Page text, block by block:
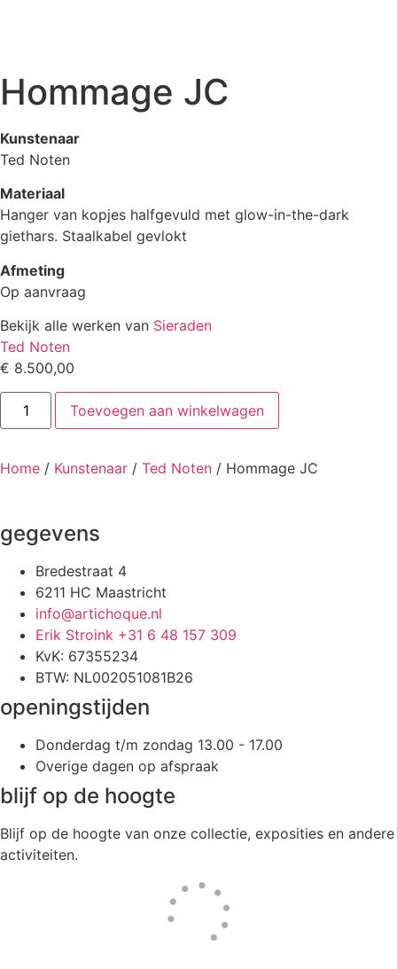
Hommage JC
Kunstenaar
Ted Noten
Materiaal
Hanger van kopjes halfgevuld met glow-in-the-dark
giethars. Staalkabel gevlokt
Afmeting
Op aanvraag
Bekijk alle werken van Sieraden
Ted Noten
€ 8.500,00
Hommage
aantal
Toevoegen aan winkelwagen
Home / Kunstenaar / Ted Noten / Hommage JC
gegevens
Bredestraat 4
6211 HC Maastricht
info@artichoque.nl
Erik Stroink +31 6 48 157 309
KvK: 67355234
BTW: NL002051081B26
openingstijden
Donderdag t/m zondag 13.00 - 17.00
Overige dagen op afspraak
blijf op de hoogte
Blijf op de hoogte van onze collectie, exposities en andere
activiteiten.